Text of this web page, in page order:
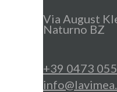
Via August
Naturno BZ
+39 0473